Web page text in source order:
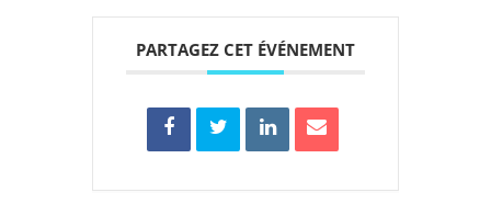
PARTAGEZ CET ÉVÉNEMENT